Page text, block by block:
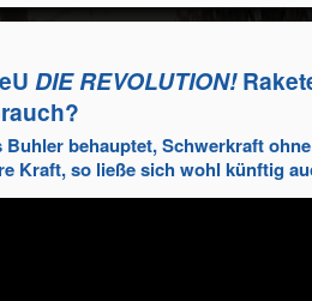
DIE REVOLUTION!
behauptet, Schwerkraft
Kraft, so ließe sich wohl künftig